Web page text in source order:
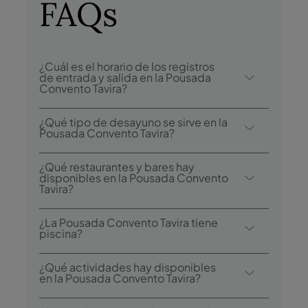
FAQs
¿Cuál es el horario de los registros
de entrada y salida en la Pousada
Convento Tavira?
El registro de entrada en la Pousada
Convento Tavira comienza a las 15:00, y el
registro de salida es hasta las 12:00.
¿Qué tipo de desayuno se sirve en la
Pousada Convento Tavira?
Las opciones de bufé incluyen desayuno
continental.
¿Qué restaurantes y bares hay
disponibles en la Pousada Convento
Tavira?
La Pousada Convento Tavira dispone de un
restaurante: Mouraria.
¿La Pousada Convento Tavira tiene
piscina?
Sí, el hotel tiene piscina exterior.
¿Qué actividades hay disponibles
en la Pousada Convento Tavira?